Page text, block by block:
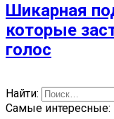
Шикарная
которые
голос
Найти:
Самые интересные: